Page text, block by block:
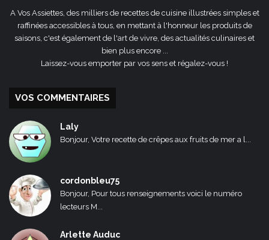
A Vos Assiettes, des milliers de recettes de cuisine illustrées simples et
raffinées accessibles à tous, en mettant à l'honneur les produits de
saisons, c'est également de l'art de vivre, des actualités culinaires et
bien plus encore ...
Laissez-vous emporter par vos sens et régalez-vous !
VOS COMMENTAIRES
Laly
Bonjour, Votre recette de crêpes aux fruits de mer a l...
cordonbleu75
Bonjour, Pour tous renseignements voici le numéro
lecteurs M...
Arlette Auduc